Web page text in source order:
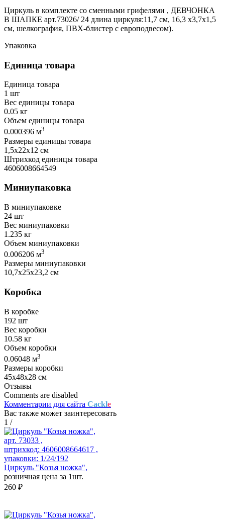
Циркуль в комплекте со сменными грифелями , ДЕВЧОНКА
В ШАПКЕ арт.73026/ 24 длина циркуля:11,7 см, 16,3 х3,7х1,5
см, шелкография, ПВХ-блистер с европодвесом).
Упаковка
Единица товара
Единица товара
1 шт
Вес единицы товара
0.05 кг
Объем единицы товара
0.000396 м3
Размеры единицы товара
1,5х22х12 см
Штрихкод единицы товара
4606008664549
Миниупаковка
В миниупаковке
24 шт
Вес миниупаковки
1.235 кг
Объем миниупаковки
0.006206 м3
Размеры миниупаковки
10,7х25х23,2 см
Коробка
В коробке
192 шт
Вес коробки
10.58 кг
Объем коробки
0.06048 м3
Размеры коробки
45х48х28 см
Отзывы
Comments are disabled
Комментарии для сайта Cackle
Вас также может заинтересовать
1 /
арт. 73033 ,
штрихкод: 4606008664617 ,
упаковки: 1/24/192
Циркуль "Козья ножка",
розничная цена за 1шт.
260 ₽